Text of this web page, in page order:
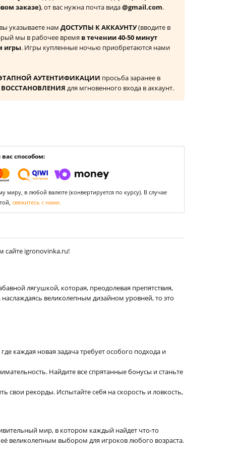
заказе), от вас нужна почта вида@gmail.com.
указываете нам ДОСТУПЫ К АККАУНТУ(вводите в
мы в рабочее время в течении 40-50 минут
игры. Игры купленные ночью приобретаются нами
АУТЕНТИФИКАЦИИ просьба заранее в
для мгновенного входа в аккаунт.
способом:
в любой валюте (конвертируется по курсу). В случае
свяжитесь с нами.
сайте igronovinka.ru!
лягушкой, которая, преодолевая препятствия,
великолепным дизайном уровней, то это
каждая новая задача требует особого подхода и
Найдите все спрятанные бонусы и станьте
свои рекорды. Испытайте себя на скорость и ловкость,
мир, в котором каждый найдет что-то
великолепным выбором для игроков любого возраста.